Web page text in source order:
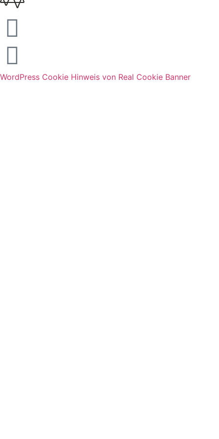
WordPress Cookie Hinweis von Real Cookie Banner